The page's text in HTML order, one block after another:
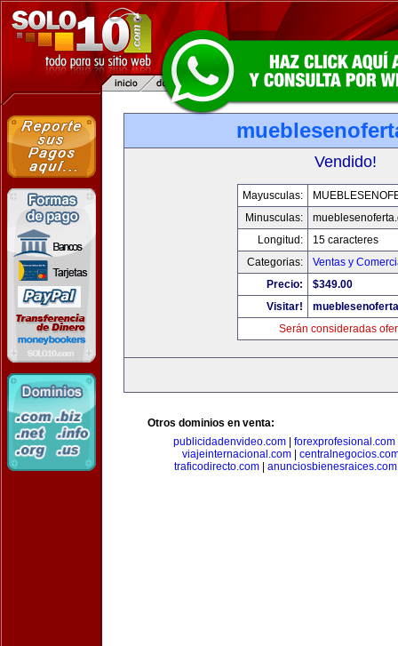
Vendido!
Mayusculas:
Minusculas:
Longitud:
15 caracteres
Categorias:
Ventas y
Precio:
$349.00
Visitar!
Serán consideradas
Otros dominios en venta:
publicidadenvideo.com| forexprofesional.com
viajeinternacional.com
traficodirecto.com
anunciosbienesraices.com